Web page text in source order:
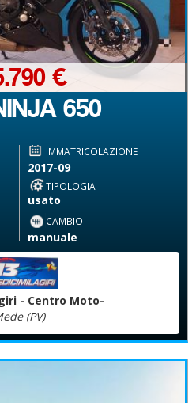
650
€
IMMATRICOLAZIONE
2017-09
TIPOLOGIA
usato
CAMBIO
manuale
- Centro Moto-
(PV)